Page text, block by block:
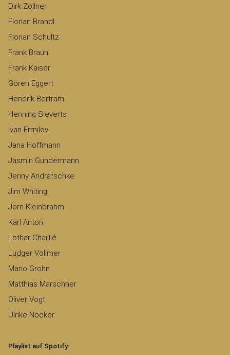
Dirk Zöllner
Florian Brandl
Florian Schultz
Frank Braun
Frank Kaiser
Gören Eggert
Hendrik Bertram
Henning Sieverts
Ivan Ermilov
Jana Hoffmann
Jasmin Gundermann
Jenny Andratschke
Jim Whiting
Jörn Kleinbrahm
Karl Anton
Lothar Chaillié
Ludger Vollmer
Mario Grohn
Matthias Marschner
Oliver Vogt
Ulrike Nocker
Playlist auf Spotify